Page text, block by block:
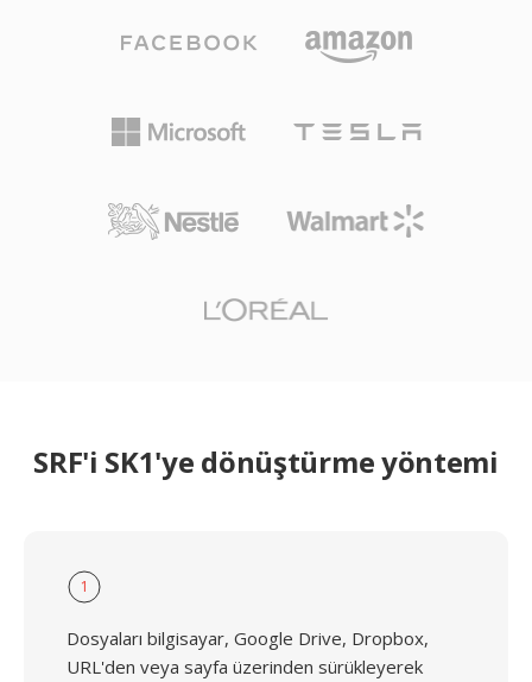
SRF'i SK1'ye dönüştürme yöntemi
1
Dosyaları bilgisayar, Google Drive, Dropbox,
URL'den veya sayfa üzerinden sürükleyerek